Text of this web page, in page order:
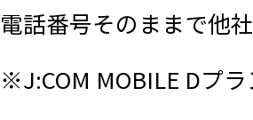
電話番号そのままで他
※J:COM MOBILE Dプ